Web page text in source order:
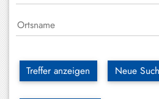
Treffer anzeigen Neue
Großhartpenning
Hausham
Holzkirchen